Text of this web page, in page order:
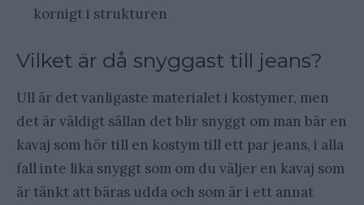
kornigt i strukturen
Vilket är då snyggast till jeans?
Ull är det vanligaste materialet i kostymer, men
det är väldigt sällan det blir snyggt om man bär en
kavaj som hör till en kostym till ett par jeans, i alla
fall inte lika snyggt som om du väljer en kavaj som
är tänkt att bäras udda och som är i ett annat